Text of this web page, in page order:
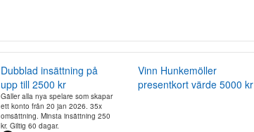
Dubblad insättning på
upp till 2500 kr
Gäller alla nya spelare som skapar
ett konto från 20 jan 2026. 35x
omsättning. Minsta insättning 250
kr. Giltig 60 dagar.
Vinn Hunkemöller
presentkort värde 5000 kr